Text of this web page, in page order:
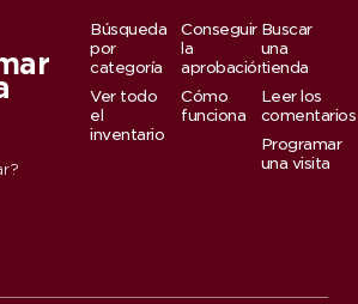
Búsqueda
por
categoría
Ver todo
el
inventario
Conseguir
la
aprobación
Cómo
funciona
Buscar
una
tienda
Leer los
comentarios
Programar
una visita